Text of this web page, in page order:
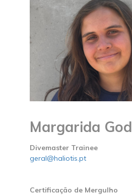
Margarida
Divemaster Trainee
geral@haliotis.pt
Certificação de Mergulho